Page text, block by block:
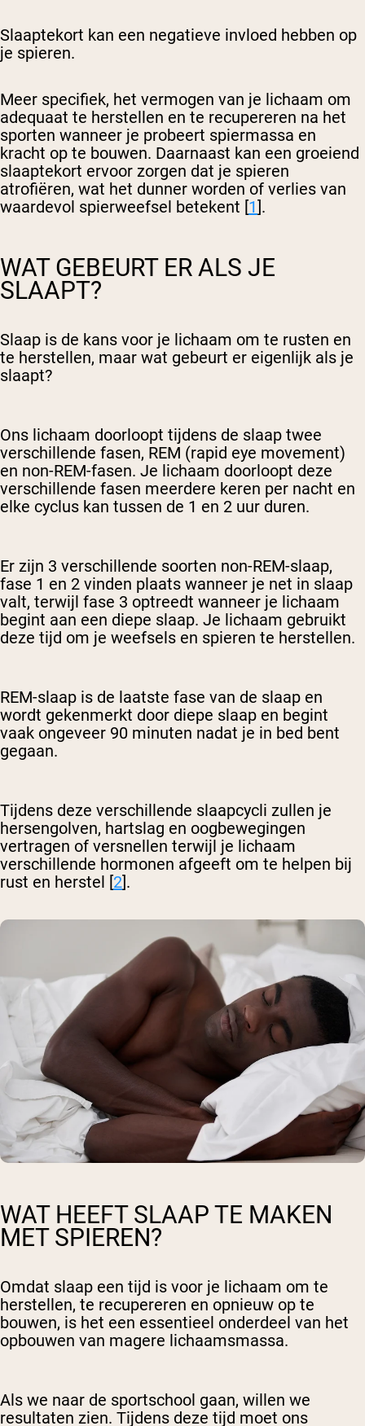
Slaaptekort kan een negatieve invloed hebben op
je spieren.
Meer specifiek, het vermogen van je lichaam om
adequaat te herstellen en te recupereren na het
sporten wanneer je probeert spiermassa en
kracht op te bouwen. Daarnaast kan een groeiend
slaaptekort ervoor zorgen dat je spieren
atrofiëren, wat het dunner worden of verlies van
waardevol spierweefsel betekent [1].
WAT GEBEURT ER ALS JE
SLAAPT?
Slaap is de kans voor je lichaam om te rusten en
te herstellen, maar wat gebeurt er eigenlijk als je
slaapt?
Ons lichaam doorloopt tijdens de slaap twee
verschillende fasen, REM (rapid eye movement)
en non-REM-fasen. Je lichaam doorloopt deze
verschillende fasen meerdere keren per nacht en
elke cyclus kan tussen de 1 en 2 uur duren.
Er zijn 3 verschillende soorten non-REM-slaap,
fase 1 en 2 vinden plaats wanneer je net in slaap
valt, terwijl fase 3 optreedt wanneer je lichaam
begint aan een diepe slaap. Je lichaam gebruikt
deze tijd om je weefsels en spieren te herstellen.
REM-slaap is de laatste fase van de slaap en
wordt gekenmerkt door diepe slaap en begint
vaak ongeveer 90 minuten nadat je in bed bent
gegaan.
Tijdens deze verschillende slaapcycli zullen je
hersengolven, hartslag en oogbewegingen
vertragen of versnellen terwijl je lichaam
verschillende hormonen afgeeft om te helpen bij
rust en herstel [2].
WAT HEEFT SLAAP TE MAKEN
MET SPIEREN?
Omdat slaap een tijd is voor je lichaam om te
herstellen, te recupereren en opnieuw op te
bouwen, is het een essentieel onderdeel van het
opbouwen van magere lichaamsmassa.
Als we naar de sportschool gaan, willen we
resultaten zien. Tijdens deze tijd moet ons